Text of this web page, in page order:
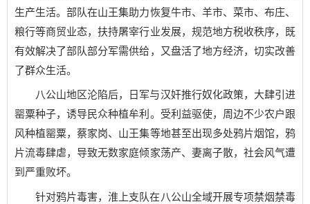
生产生活。部队在山王集助力恢复牛市、羊市、菜市、布庄、
粮行等商贸业态，扶持屠宰行业发展，规范地方税收秩序，既
有效解决了部队部分军需供给，又盘活了地方经济，切实改善
了群众生活。
八公山地区沦陷后，日军与汉奸推行奴化政策，大肆引进
罂粟种子，诱导民众种植牟利。受利益驱使，周边不少农户跟
风种植罂粟，蔡家岗、山王集等地甚至出现多处鸦片烟馆，鸦
片流毒肆虐，导致无数家庭倾家荡产、妻离子散，社会风气遭
到严重败坏。
针对鸦片毒害，淮上支队在八公山全域开展专项禁烟禁毒